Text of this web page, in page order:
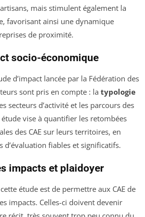
mais stimulent également la
favorisant ainsi une dynamique
de proximité.
socio-économique
d’impact lancée par la Fédération des
sont pris en compte : la typologie
secteurs d’activité et les parcours des
vise à quantifier les retombées
des CAE sur leurs territoires, en
d’évaluation fiables et significatifs.
impacts et plaidoyer
étude est de permettre aux CAE de
impacts. Celles-ci doivent devenir